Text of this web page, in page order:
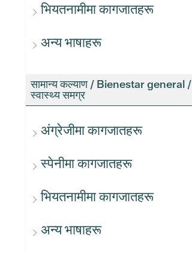
भियतनामीमा कागजातहरू
अन्य भाषाहरू
सामान्य कल्याण / Bienestar general /
स्वास्थ्य समग्र
अंग्रेजीमा कागजातहरू
स्पेनीमा कागजातहरू
भियतनामीमा कागजातहरू
अन्य भाषाहरू